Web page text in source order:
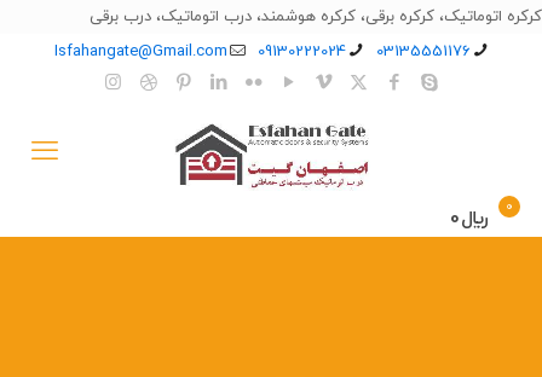
کرکره اتوماتیک، کرکره برقی، کرکره هوشمند، درب اتوماتیک، درب برقی
03135551176
09130222024
Isfahangate@Gmail.com
0 ﷼0